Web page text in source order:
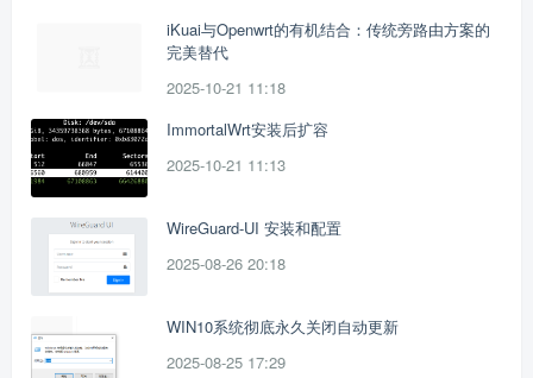
iKuai与Openwrt的有机结合：传统旁路由方案的
完美替代
2025-10-21 11:18
ImmortalWrt安装后扩容
2025-10-21 11:13
WireGuard-UI 安装和配置
2025-08-26 20:18
WIN10系统彻底永久关闭自动更新
2025-08-25 17:29